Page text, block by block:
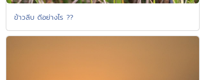
ข้าวลีบ ดีอย่างไร ??